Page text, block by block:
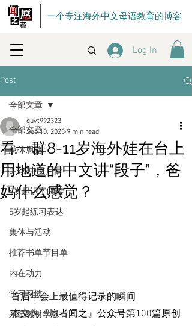
一个专注海外中文母语教育的博客
Log In
Post
全部文章
总体思路
0-5岁中文启蒙
4岁起识字阅读
5岁起练习表达
集体与活动
推荐书单节目单
内在动力
学习习惯
系统教材学习
全部文章
看一群8-11岁海外娃在台上
用地道的中文讲“段子”，爸
妈什么感觉？
guyt992323
Sep 10, 2023 9 min read
首届年会上最值得记录的瞬间
本文为『愿者闻之』公众号第100篇原创